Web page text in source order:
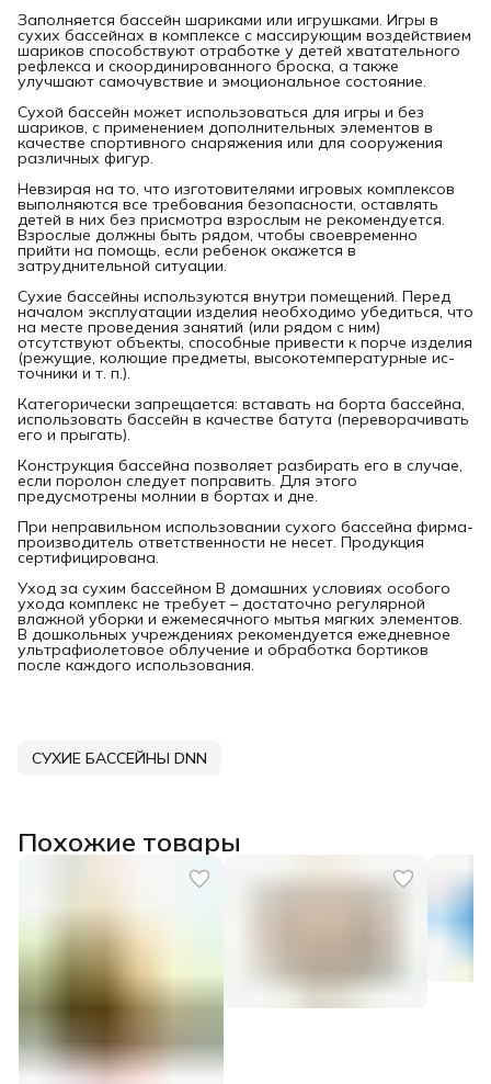
Заполняется бассейн шариками или игрушками. Игры в
сухих бассейнах в комплексе с массирующим воздействием
шариков способствуют отработке у детей хватательного
рефлекса и скоординированного броска, а также
улучшают самочувствие и эмоциональное состояние.
Сухой бассейн может использоваться для игры и без
шариков, с применением дополнительных элементов в
качестве спортивного снаряжения или для сооружения
различных фигур.
Невзирая на то, что изготовителями игровых комплексов
выполняются все требования безопасности, оставлять
детей в них без присмотра взрослым не рекомендуется.
Взрослые должны быть рядом, чтобы своевременно
прийти на помощь, если ребенок окажется в
затруднительной ситуации.
Сухие бассейны используются внутри помещений. Перед
началом эксплуатации изделия необходимо убе­диться, что
на месте проведения занятий (или рядом с ним)
отсутствуют объекты, способные привести к порче изделия
(режущие, колющие предметы, высокотемпературные ис­
точники и т. п.).
Категорически запрещается: вставать на борта бассейна,
использовать бассейн в качестве батута (переворачивать
его и прыгать).
Конструкция бассейна позволяет разбирать его в случае,
если поролон следует поправить. Для этого
предусмотрены молнии в бортах и дне.
При неправильном использовании сухого бассейна фирма-
производитель ответственности не несет. Продукция
сертифицирована.
Уход за сухим бассейном В домашних условиях особого
ухода комплекс не требует – достаточно регулярной
влажной уборки и ежемесячного мытья мягких элементов.
В дошкольных учреждениях рекомендуется ежедневное
ультрафиолетовое облучение и обработка бортиков
после каждого использования.
СУХИЕ БАССЕЙНЫ DNN
Похожие товары